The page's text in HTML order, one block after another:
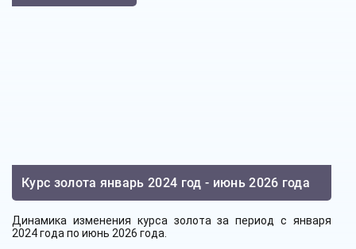
Курс золота январь 2024 год - июнь 2026 года
Динамика изменения курса золота за период с января
2024 года по июнь 2026 года.